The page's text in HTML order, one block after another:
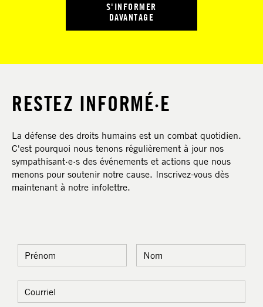
S'INFORMER
DAVANTAGE
RESTEZ INFORMÉ·E
La défense des droits humains est un combat quotidien.
C'est pourquoi nous tenons régulièrement à jour nos
sympathisant·e·s des événements et actions que nous
menons pour soutenir notre cause. Inscrivez-vous dès
maintenant à notre infolettre.